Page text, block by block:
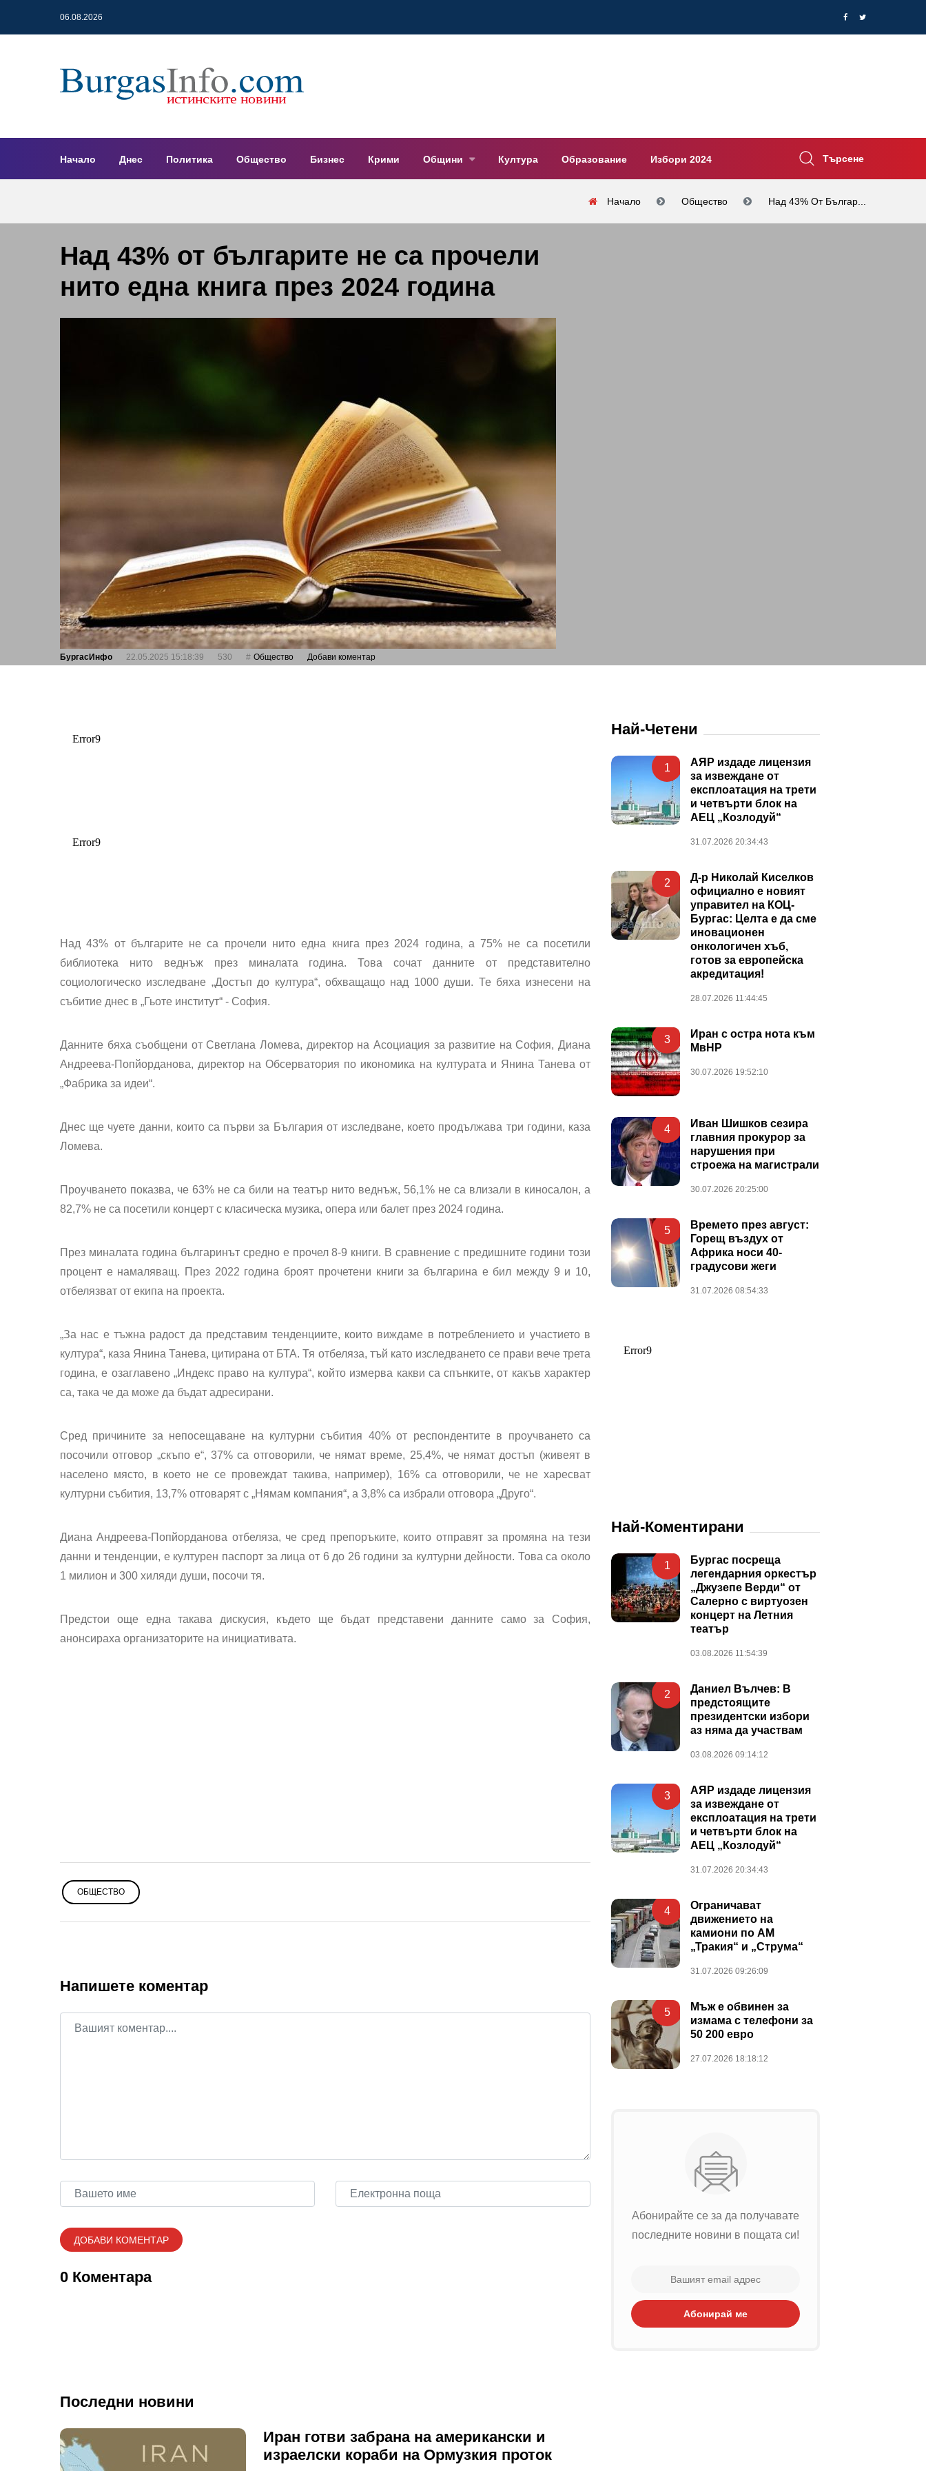
06.08.2026
Начало Днес Политика Общество Бизнес Крими Общини Култура Образование Избори 2024 Търсене
Начало Общество Над 43% От Българ...
Над 43% от българите не са прочели
нито една книга през 2024 година
БургасИнфо 22.05.2025 15:18:39 530 Общество Добави коментар
Над 43% от българите не са прочели нито една книга през 2024 година, а 75% не са посетили
библиотека нито веднъж през миналата година. Това сочат данните от представително
социологическо изследване „Достъп до култура“, обхващащо над 1000 души. Те бяха изнесени на
събитие днес в „Гьоте институт“ - София.
Данните бяха съобщени от Светлана Ломева, директор на Асоциация за развитие на София, Диана
Андреева-Попйорданова, директор на Обсерватория по икономика на културата и Янина Танева от
„Фабрика за идеи“.
Днес ще чуете данни, които са първи за България от изследване, което продължава три години, каза
Ломева.
Проучването показва, че 63% не са били на театър нито веднъж, 56,1% не са влизали в киносалон, а
82,7% не са посетили концерт с класическа музика, опера или балет през 2024 година.
През миналата година българинът средно е прочел 8-9 книги. В сравнение с предишните години този
процент е намаляващ. През 2022 година броят прочетени книги за българина е бил между 9 и 10,
отбелязват от екипа на проекта.
„За нас е тъжна радост да представим тенденциите, които виждаме в потреблението и участието в
култура“, каза Янина Танева, цитирана от БТА. Тя отбеляза, тъй като изследването се прави вече трета
година, е озаглавено „Индекс право на култура“, който измерва какви са спънките, от какъв характер
са, така че да може да бъдат адресирани.
Сред причините за непосещаване на културни събития 40% от респондентите в проучването са
посочили отговор „скъпо е“, 37% са отговорили, че нямат време, 25,4%, че нямат достъп (живеят в
населено място, в което не се провеждат такива, например), 16% са отговорили, че не харесват
културни събития, 13,7% отговарят с „Нямам компания“, а 3,8% са избрали отговора „Друго“.
Диана Андреева-Попйорданова отбеляза, че сред препоръките, които отправят за промяна на тези
данни и тенденции, е културен паспорт за лица от 6 до 26 години за културни дейности. Това са около
1 милион и 300 хиляди души, посочи тя.
Предстои още една такава дискусия, където ще бъдат представени данните само за София,
анонсираха организаторите на инициативата.
ОБЩЕСТВО
Напишете коментар
0 Коментара
Последни новини
Иран готви забрана на американски и
израелски кораби на Ормузкия проток
Най-Четени
1
АЯР издаде лицензия
за извеждане от
експлоатация на трети
и четвърти блок на
АЕЦ „Козлодуй“
31.07.2026 20:34:43
2
Д-р Николай Киселков
официално е новият
управител на КОЦ-
Бургас: Целта е да сме
иновационен
онкологичен хъб,
готов за европейска
акредитация!
28.07.2026 11:44:45
3
Иран с остра нота към
МвНР
30.07.2026 19:52:10
4
Иван Шишков сезира
главния прокурор за
нарушения при
строежа на магистрали
30.07.2026 20:25:00
5
Времето през август:
Горещ въздух от
Африка носи 40-
градусови жеги
31.07.2026 08:54:33
Най-Коментирани
1
Бургас посреща
легендарния оркестър
„Джузепе Верди“ от
Салерно с виртуозен
концерт на Летния
театър
03.08.2026 11:54:39
2
Даниел Вълчев: В
предстоящите
президентски избори
аз няма да участвам
03.08.2026 09:14:12
3
АЯР издаде лицензия
за извеждане от
експлоатация на трети
и четвърти блок на
АЕЦ „Козлодуй“
31.07.2026 20:34:43
4
Ограничават
движението на
камиони по АМ
„Тракия“ и „Струма“
31.07.2026 09:26:09
5
Мъж е обвинен за
измама с телефони за
50 200 евро
27.07.2026 18:18:12
Абонирайте се за да получавате
последните новини в пощата си!
Абонирай ме